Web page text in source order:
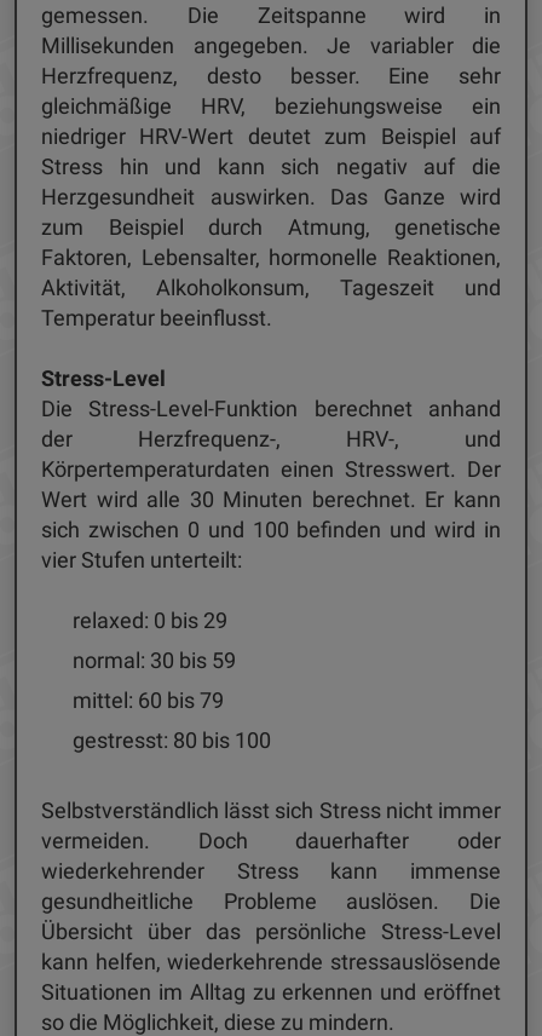
gemessen. Die Zeitspanne wird in
Millisekunden angegeben. Je variabler die
Herzfrequenz, desto besser. Eine sehr
gleichmäßige HRV, beziehungsweise ein
niedriger HRV-Wert deutet zum Beispiel auf
Stress hin und kann sich negativ auf die
Herzgesundheit auswirken. Das Ganze wird
zum Beispiel durch Atmung, genetische
Faktoren, Lebensalter, hormonelle Reaktionen,
Aktivität, Alkoholkonsum, Tageszeit und
Temperatur beeinflusst.
Stress-Level
Die Stress-Level-Funktion berechnet anhand
der Herzfrequenz-, HRV-, und
Körpertemperaturdaten einen Stresswert. Der
Wert wird alle 30 Minuten berechnet. Er kann
sich zwischen 0 und 100 befinden und wird in
vier Stufen unterteilt:
relaxed: 0 bis 29
normal: 30 bis 59
mittel: 60 bis 79
gestresst: 80 bis 100
Selbstverständlich lässt sich Stress nicht immer
vermeiden. Doch dauerhafter oder
wiederkehrender Stress kann immense
gesundheitliche Probleme auslösen. Die
Übersicht über das persönliche Stress-Level
kann helfen, wiederkehrende stressauslösende
Situationen im Alltag zu erkennen und eröffnet
so die Möglichkeit, diese zu mindern.